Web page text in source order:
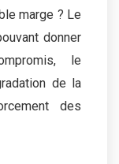
marge ? Le
donner
le
de la
des